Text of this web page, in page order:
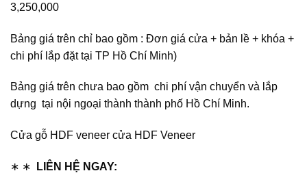
3,250,000
Bảng giá trên chỉ bao gồm : Đơn giá cửa + bản lề + khóa +
chi phí lắp đặt tại TP Hồ Chí Minh)
Bảng giá trên chưa bao gồm chi phí vận chuyển và lắp
dựng tại nội ngoại thành thành phố Hồ Chí Minh.
Cửa gỗ HDF veneer cửa HDF Veneer
∗ ∗ LIÊN HỆ NGAY: